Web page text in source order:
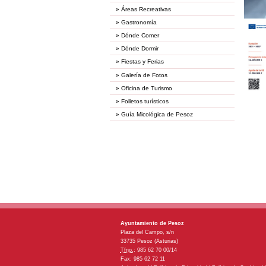
» Áreas Recreativas
» Gastronomía
» Dónde Comer
» Dónde Dormir
» Fiestas y Ferias
» Galería de Fotos
» Oficina de Turismo
» Folletos turísticos
» Guía Micológica de Pesoz
Ayuntamiento de Pesoz
Plaza del Campo, s/n
33735 Pesoz (Asturias)
Tfno.: 985 62 70 00/14
Fax: 985 62 72 11